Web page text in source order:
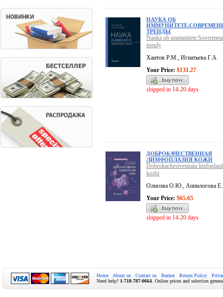
НАУКА ОБ
ТРЕНДЫ
Nauka ob
trendy
Хаитов Р.М., Игнатьева Г.А.
Your Price: $131.27
shipped in 14-20 days
ДОБРОКАЧЕСТВЕННАЯ
ЛИМФОПЛАЗИЯ КОЖИ
Dobrokachestvennaia
kozhi
Олисова О.Ю., Анпилогова
Your Price: $65.65
shipped in 14-20 days
Home About us Contact us Basket Return Policy
Need help? 1-718-787-0664 . Online prices and selection